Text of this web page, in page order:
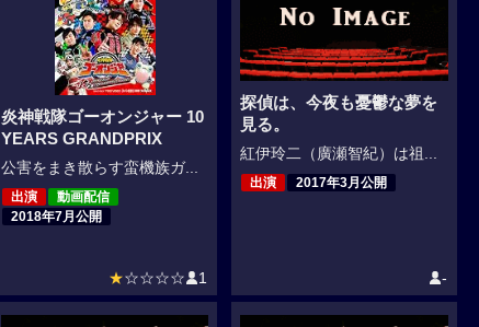
炎神戦隊ゴーオンジャー 10
YEARS GRANDPRIX
公害をまき散らす蛮機族ガ...
出演
動画配信
2018年7月公開
★☆☆☆☆ 1
探偵は、今夜も憂鬱な夢を
見る。
紅伊玲二（廣瀬智紀）は祖...
出演 2017年3月公開
-